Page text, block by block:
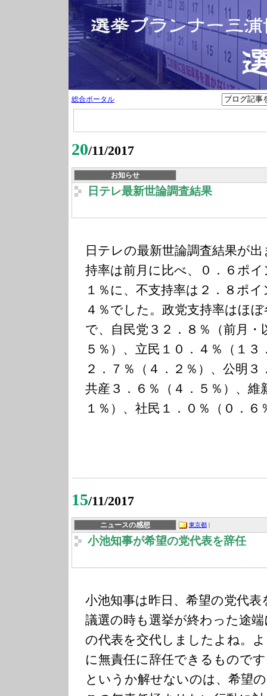
総合ポータル
20/11/2017
お知らせ
日テレ最新世論調査結果
日テレの最新世論調査結果が
持率は前月に比べ、０．６ポ
１％に、不支持率は２．８ポ
４％でした。政党支持率はほ
で、自民党３２．８％（前月・
５％）、立民１０．４％（１３
２．７％（４．２％）、公明３
共産３．６％（４．５％）、維
１％）、社民１．０％（０．
15/11/2017
ニュースの感想 東京都 |
小池知事が希望の党代表を辞任
小池知事は昨日、希望の党代
議選の時も選挙が終わった途
の代表を交代しましたよね。
に無責任に辞任できるもので
というか解せないのは、希望